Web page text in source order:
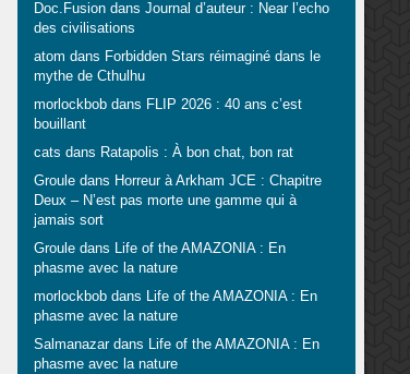
Doc.Fusiondans Journal d’auteur : Near l’echo
des civilisations
atom dans Forbidden Stars réimaginé dans le
mythe de Cthulhu
morlockbobdans FLIP 2026 : 40 ans c’est
bouillant
cats dans Ratapolis : À bon chat, bon rat
Grouledans Horreur à Arkham JCE : Chapitre
Deux – N’est pas morte une gamme qui à
jamais sort
Grouledans Life of the AMAZONIA : En
phasme avec la nature
morlockbobdans Life of the AMAZONIA : En
phasme avec la nature
Salmanazardans Life of the AMAZONIA : En
phasme avec la nature